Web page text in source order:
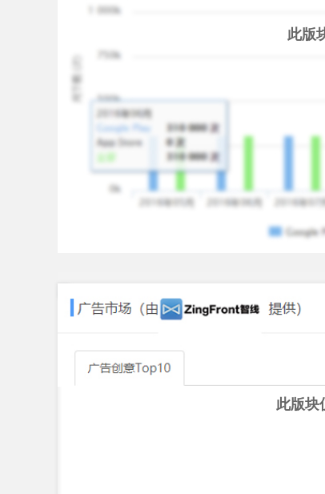
You can play Clouds & Sheep entirely
You can use password protection on the
© HandyGames 2026
此版
此版块